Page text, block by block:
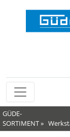
GÜDE-
SORTIMENT»